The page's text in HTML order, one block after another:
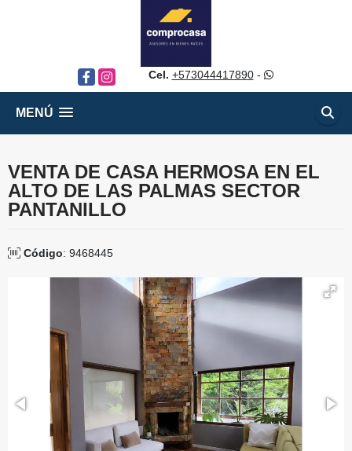
FacebookInstagram Cel. +573044417890-
MENÚ
VENTA DE CASA HERMOSA EN EL
ALTO DE LAS PALMAS SECTOR
PANTANILLO
Código: 9468445